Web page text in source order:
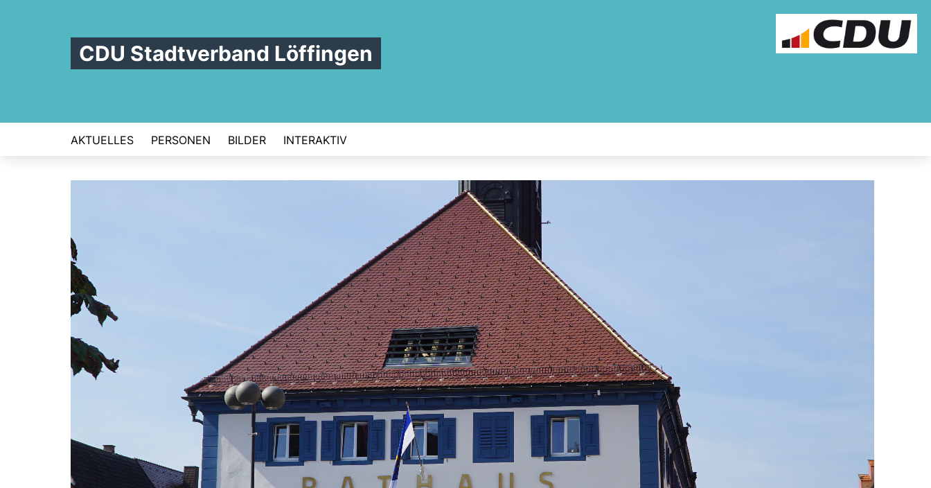
CDU Stadtverband Löffingen
AKTUELLES PERSONEN BILDER INTERAKTIV